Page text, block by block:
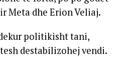
Meta dhe Erion Veliaj.
politikisht tani,
destabilizohej vendi.